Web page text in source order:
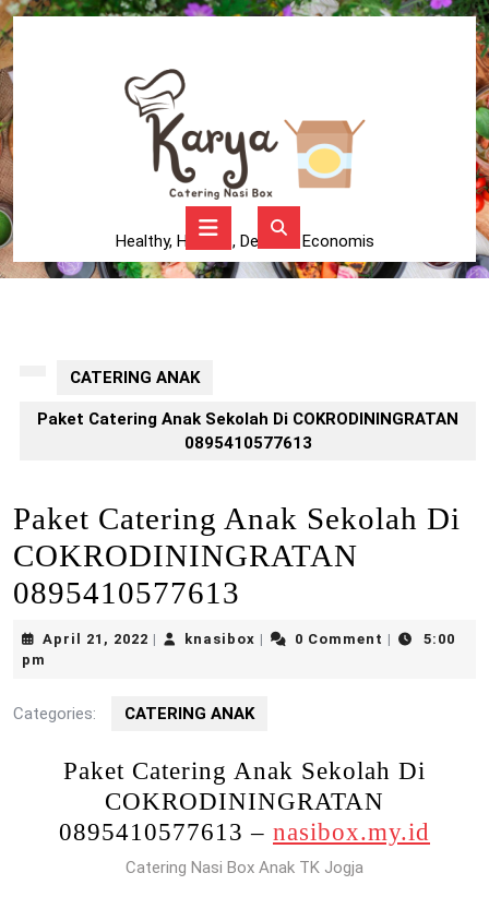
Skip
to
content
Healthy, Higienis, Delicius, Economis
Button
CATERING ANAK
Paket Catering Anak Sekolah Di COKRODININGRATAN
0895410577613
Paket Catering Anak Sekolah Di
COKRODININGRATAN
0895410577613
April 21, 2022 Aprilknasibox knasibox0 Comment
5:00
pm
Categories: CATERING ANAK
Paket Catering Anak Sekolah Di
COKRODININGRATAN
0895410577613 – nasibox.my.id
Catering Nasi Box Anak TK Jogja